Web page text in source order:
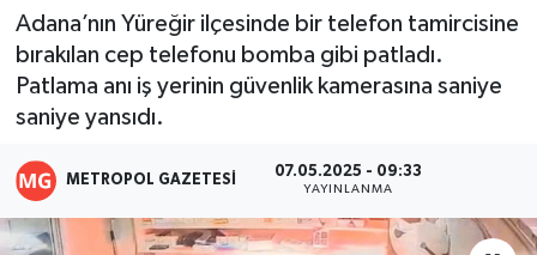
Adana’nın Yüreğir ilçesinde bir telefon tamircisine
bırakılan cep telefonu bomba gibi patladı.
Patlama anı iş yerinin güvenlik kamerasına saniye
saniye yansıdı.
METROPOL GAZETESI 07.05.2025 - 09:33
YAYINLANMA